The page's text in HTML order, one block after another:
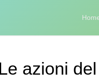
Le azioni